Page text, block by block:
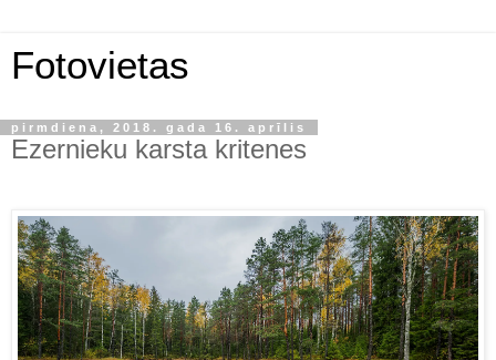
Fotovietas
pirmdiena, 2018. gada 16. aprīlis
Ezernieku karsta kritenes